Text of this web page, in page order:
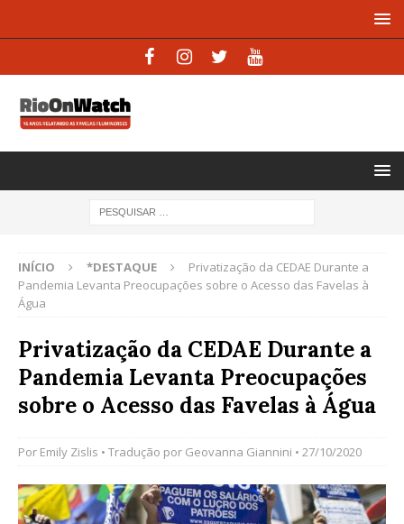
INÍCIO *DESTAQUE
Privatização da CEDAE Durante a
Pandemia Levanta Preocupações sobre o Acesso das Favelas à
Água
Privatização da CEDAE Durante a
Pandemia Levanta Preocupações
sobre o Acesso das Favelas à Água
Por Emily Zislis • Tradução por Geovanna Giannini • 27/10/2020